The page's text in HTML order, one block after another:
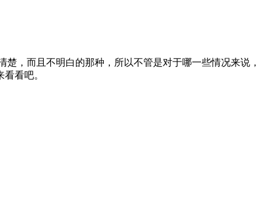
楚，而且不明白的那种，所以不管是对于哪一些情况来说，
看吧。